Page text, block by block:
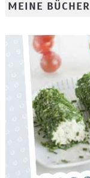
MEINE BÜCHER